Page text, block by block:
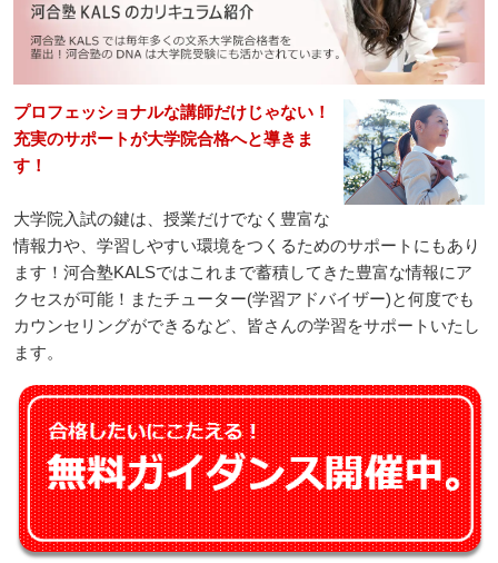
プロフェッショナルな講師だけじゃない！
充実のサポートが大学院合格へと導きま
す！
大学院入試の鍵は、授業だけでなく豊富な
情報力や、学習しやすい環境をつくるためのサポートにもあり
ます！河合塾KALSではこれまで蓄積してきた豊富な情報にア
クセスが可能！またチューター(学習アドバイザー)と何度でも
カウンセリングができるなど、皆さんの学習をサポートいたし
ます。